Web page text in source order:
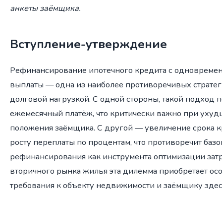
анкеты заёмщика.
Вступление-утверждение
Рефинансирование ипотечного кредита с
выплаты — одна из наиболее противоречивых
долговой нагрузкой. С одной стороны, такой подход
ежемесячный платёж, что критически важно при
положения заёмщика. С другой — увеличение срока
росту переплаты по процентам, что противоречит
рефинансирования как инструмента оптимизации
вторичного рынка жилья эта дилемма приобретает
требования к объекту недвижимости и заёмщику